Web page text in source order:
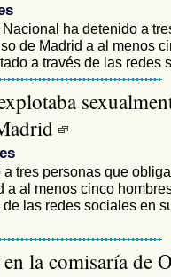
ha detenido a
de Madrid a al menos
a través de las redes
tres personas que
a al menos cinco
las redes sociales en
la comisaría de